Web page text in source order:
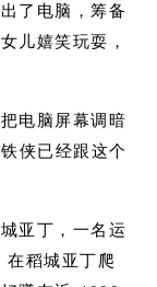
了电脑，筹备
儿嬉笑玩耍，
电脑屏幕调暗
侠已经跟这个
亚丁，一名运
在稻城亚丁爬